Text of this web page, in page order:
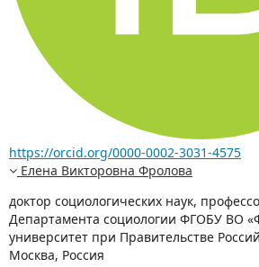
https://orcid.org/0000-0002-3031-4575
Елена Викторовна Фролова
доктор социологических наук,
Департамента социологии ФГОБУ ВО
университет при Правительстве
Москва, Россия